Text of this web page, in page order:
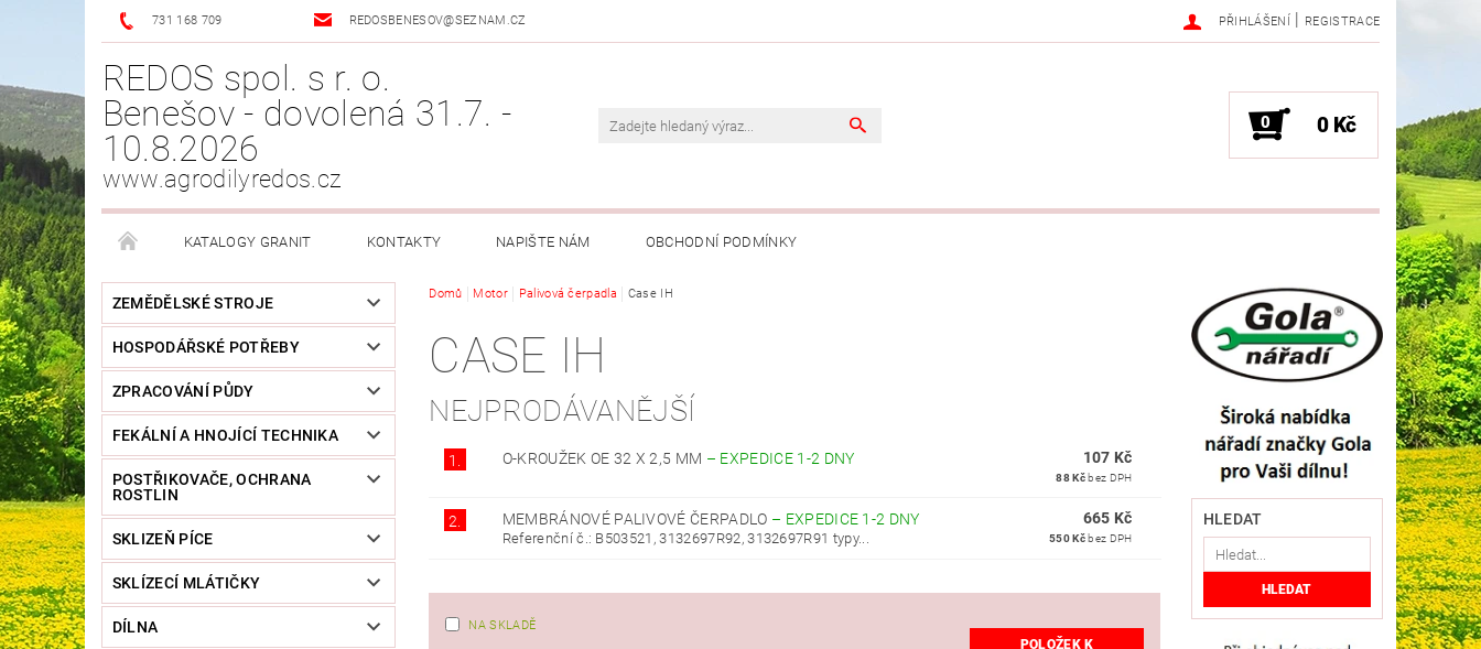
731 168 709 REDOSBENESOV@SEZNAM.CZ PŘIHLÁŠENÍ | REGISTRACE
REDOS spol. s r. o.
Benešov - dovolená 31.7. -
10.8.2026
www.agrodilyredos.cz
0 0 Kč
KATALOGY GRANIT KONTAKTY NAPIŠTE NÁM OBCHODNÍ PODMÍNKY
ZEMĚDĚLSKÉ STROJE
HOSPODÁŘSKÉ POTŘEBY
ZPRACOVÁNÍ PŮDY
FEKÁLNÍ A HNOJÍCÍ TECHNIKA
POSTŘIKOVAČE, OCHRANA
ROSTLIN
SKLIZEŇ PÍCE
SKLÍZECÍ MLÁTIČKY
DÍLNA
Domů Motor Palivová čerpadla Case IH
CASE IH
NEJPRODÁVANĚJŠÍ
1. O-KROUŽEK OE 32 X 2,5 MM – EXPEDICE 1-2 DNY 107 Kč
88 Kčbez DPH
2. MEMBRÁNOVÉ PALIVOVÉ ČERPADLO – EXPEDICE 1-2 DNY
Referenční č.: B503521, 3132697R92, 3132697R91 typy...
665 Kč
550 Kčbez DPH
NA SKLADĚ
POLOŽEK K
HLEDAT